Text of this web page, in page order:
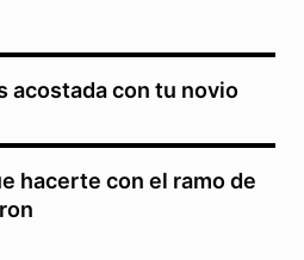
acostada con tu novio
hacerte con el ramo de